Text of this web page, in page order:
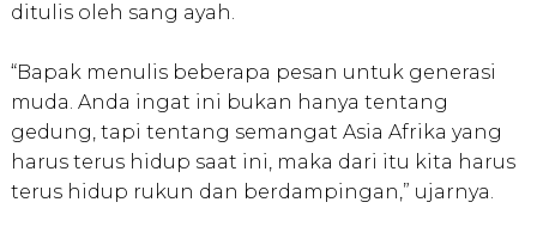
ditulis oleh sang ayah.
“Bapak menulis beberapa pesan untuk generasi
muda. Anda ingat ini bukan hanya tentang
gedung, tapi tentang semangat Asia Afrika yang
harus terus hidup saat ini, maka dari itu kita harus
terus hidup rukun dan berdampingan,” ujarnya.